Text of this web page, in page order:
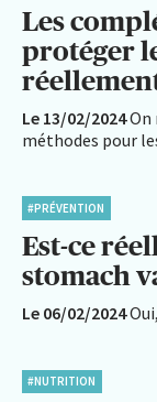
Les
protéger
Le 13/02/2024On
méthodes pour
#PRÉVENTION
Est-ce
stomach
Le 06/02/2024
#NUTRITION